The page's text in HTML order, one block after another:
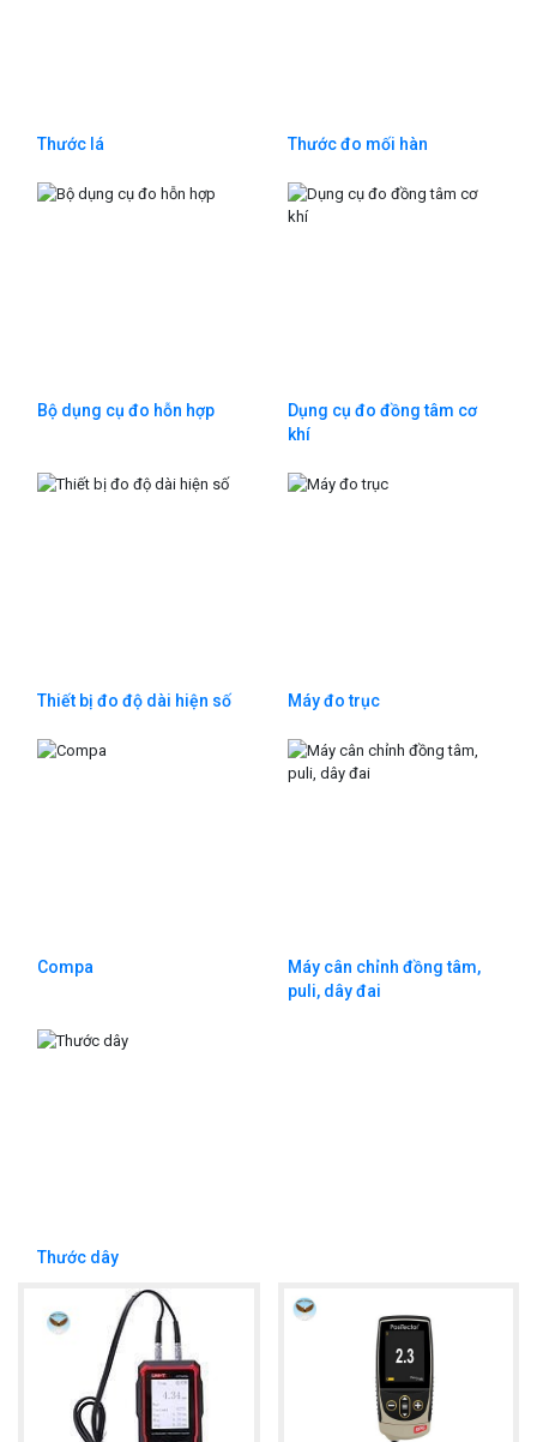
Thước lá Thước đo mối hàn
Bộ dụng cụ đo hỗn hợp
Dụng cụ đo đồng tâm cơ
khí
Thiết bị đo độ dài hiện số Máy đo trục
Compa
Máy cân chỉnh đồng tâm,
puli, dây đai
Thước dây